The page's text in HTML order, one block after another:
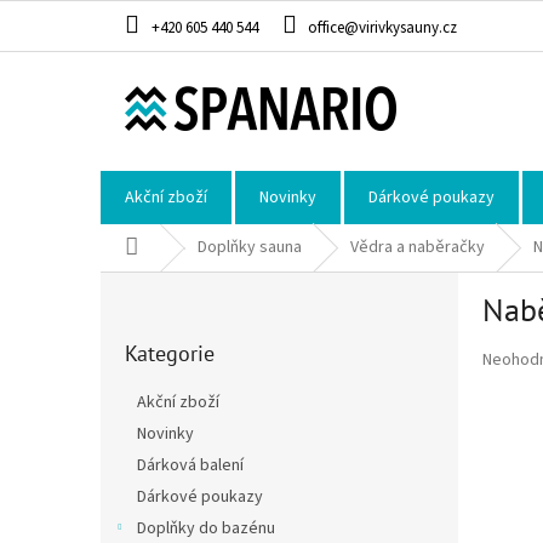
+420 605 440 544 office@virivkysauny.cz
Akční zboží Novinky Dárkové poukazy
Domů Doplňky sauna Vědra a naběračky
Kategorie
Akční zboží
Novinky
Dárková balení
Dárkové poukazy
Doplňky do bazénu